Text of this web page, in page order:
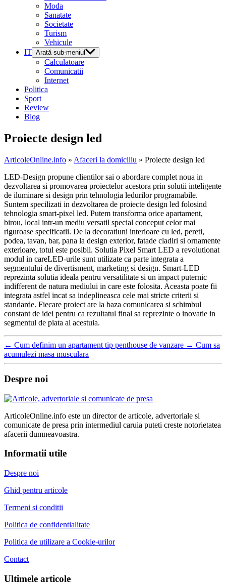
Moda
Sanatate
Societate
Turism
Vehicule
IT Arată sub-meniul
Calculatoare
Comunicatii
Internet
Politica
Sport
Review
Blog
Proiecte design led
ArticoleOnline.info » Afaceri la domiciliu » Proiecte design led
LED-Design propune clientilor sai o abordare complet noua in
dezvoltarea si promovarea proiectelor acestora prin solutii inteligente
de iluminare si design prin tehnologia ledurilor programabile.
Suntem specilizati in dezvoltarea de proiecte design led folosind
tehnologia smart-pixel led. Putem transforma orice apartament,
birou, local intr-un mediu versatil special conceput celor mai
riguroase specificatii. De la decoratiuni interioare cu led, pereti,
podea, tavan, bar, pana la design exterior, fatade cladiri si ornamente
exterioare, totul este posibil. Solutia Pixel Smart LED a revolutionat
modul in careLED-urile sunt utilizate ca parte integrata a
segmentului de divertisment, marketing si design. Smart-LED
reprezinta solutia ideala pentru versatilitate si un impact puternic
indifferent de natura mediului in care este folosita. Aceasta poate fii
integrata astfel incat sa indeplineasca cele mai stricte criterii si
standarde. Fiecare proiect are la baza comunicarea si schimbul
constant de idei pentru ca rezultatul final sa reprezinte o inovatie in
segmentul de piata al acestuia.
← Cum definim un apartament tip penthouse de vanzare → Cum sa
acumulezi masa musculara
Despre noi
ArticoleOnline.info este un director de articole, advertoriale si
comunicate de presa prin intermediul caruia puteti creste notorietatea
afacerii dumneavoastra.
Informatii utile
Despre noi
Ghid pentru articole
Termeni si conditii
Politica de confidentialitate
Politica de utilizare a Cookie-urilor
Contact
Ultimele articole